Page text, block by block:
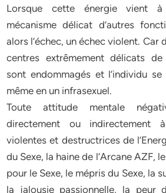
Lorsque cette énergie vient
mécanisme délicat d’autres
alors l’échec, un échec violent. Car
centres extrêmement délicats de
sont endommagés et l’individu
même en un infrasexuel.
Toute attitude mentale
directement ou indirectement
violentes et destructrices de
du Sexe, la haine de l’Arcane AZF,
pour le Sexe, le mépris du Sexe, la
la jalousie passionnelle, la peur